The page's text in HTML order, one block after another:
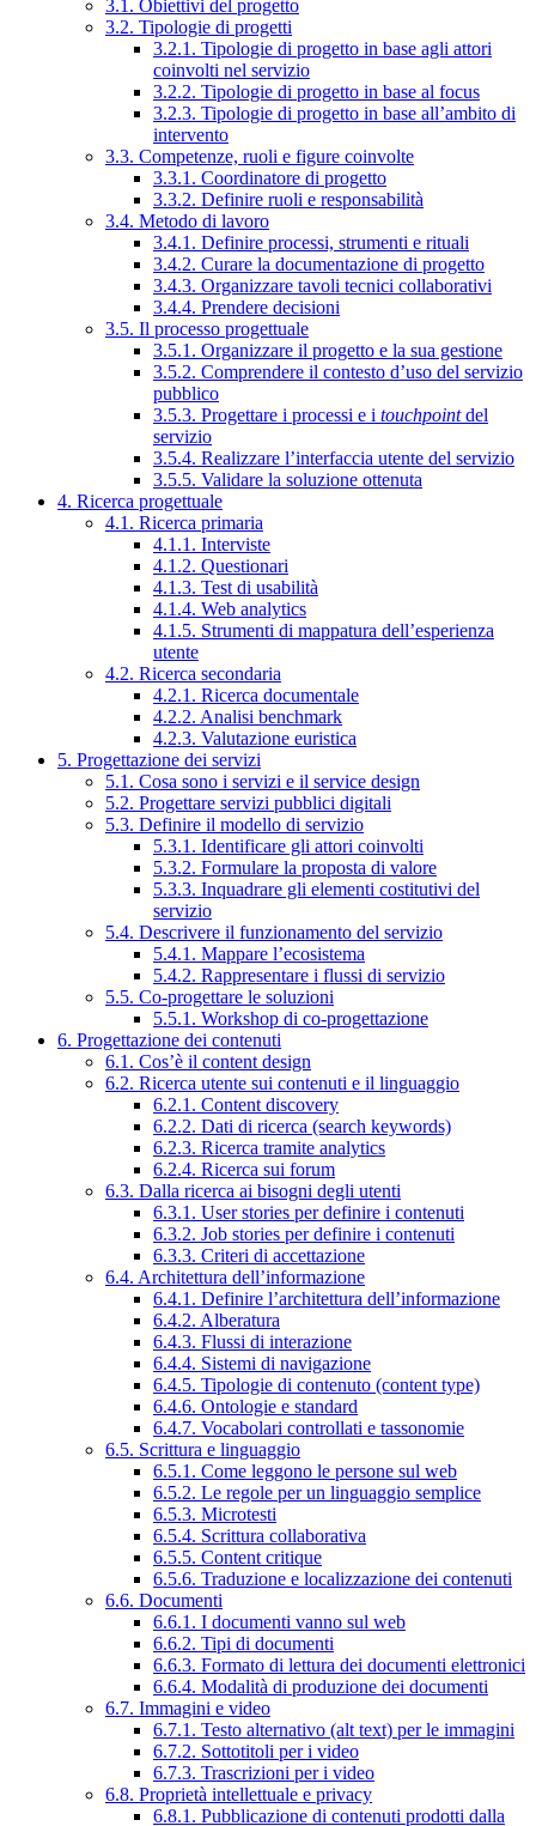
3.1. Obiettivi del progetto
3.2. Tipologie di progetti
3.2.1. Tipologie di progetto in base agli attori
coinvolti nel servizio
3.2.2. Tipologie di progetto in base al focus
3.2.3. Tipologie di progetto in base all’ambito di
intervento
3.3. Competenze, ruoli e figure coinvolte
3.3.1. Coordinatore di progetto
3.3.2. Definire ruoli e responsabilità
3.4. Metodo di lavoro
3.4.1. Definire processi, strumenti e rituali
3.4.2. Curare la documentazione di progetto
3.4.3. Organizzare tavoli tecnici collaborativi
3.4.4. Prendere decisioni
3.5. Il processo progettuale
3.5.1. Organizzare il progetto e la sua gestione
3.5.2. Comprendere il contesto d’uso del servizio
pubblico
3.5.3. Progettare i processi e i touchpointdel
servizio
3.5.4. Realizzare l’interfaccia utente del servizio
3.5.5. Validare la soluzione ottenuta
4. Ricerca progettuale
4.1. Ricerca primaria
4.1.1. Interviste
4.1.2. Questionari
4.1.3. Test di usabilità
4.1.4. Web analytics
4.1.5. Strumenti di mappatura dell’esperienza
utente
4.2. Ricerca secondaria
4.2.1. Ricerca documentale
4.2.2. Analisi benchmark
4.2.3. Valutazione euristica
5. Progettazione dei servizi
5.1. Cosa sono i servizi e il service design
5.2. Progettare servizi pubblici digitali
5.3. Definire il modello di servizio
5.3.1. Identificare gli attori coinvolti
5.3.2. Formulare la proposta di valore
5.3.3. Inquadrare gli elementi costitutivi del
servizio
5.4. Descrivere il funzionamento del servizio
5.4.1. Mappare l’ecosistema
5.4.2. Rappresentare i flussi di servizio
5.5. Co-progettare le soluzioni
5.5.1. Workshop di co-progettazione
6. Progettazione dei contenuti
6.1. Cos’è il content design
6.2. Ricerca utente sui contenuti e il linguaggio
6.2.1. Content discovery
6.2.2. Dati di ricerca (search keywords)
6.2.3. Ricerca tramite analytics
6.2.4. Ricerca sui forum
6.3. Dalla ricerca ai bisogni degli utenti
6.3.1. User stories per definire i contenuti
6.3.2. Job stories per definire i contenuti
6.3.3. Criteri di accettazione
6.4. Architettura dell’informazione
6.4.1. Definire l’architettura dell’informazione
6.4.2. Alberatura
6.4.3. Flussi di interazione
6.4.4. Sistemi di navigazione
6.4.5. Tipologie di contenuto (content type)
6.4.6. Ontologie e standard
6.4.7. Vocabolari controllati e tassonomie
6.5. Scrittura e linguaggio
6.5.1. Come leggono le persone sul web
6.5.2. Le regole per un linguaggio semplice
6.5.3. Microtesti
6.5.4. Scrittura collaborativa
6.5.5. Content critique
6.5.6. Traduzione e localizzazione dei contenuti
6.6. Documenti
6.6.1. I documenti vanno sul web
6.6.2. Tipi di documenti
6.6.3. Formato di lettura dei documenti elettronici
6.6.4. Modalità di produzione dei documenti
6.7. Immagini e video
6.7.1. Testo alternativo (alt text) per le immagini
6.7.2. Sottotitoli per i video
6.7.3. Trascrizioni per i video
6.8. Proprietà intellettuale e privacy
6.8.1. Pubblicazione di contenuti prodotti dalla